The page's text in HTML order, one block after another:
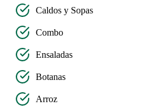
Caldos y Sopas
Combo
Ensaladas
Botanas
Arroz